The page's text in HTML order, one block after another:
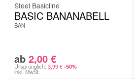
Steel Basicline
BASIC BANANABELL
BAN
ab 2,00 €
Ursprünglich: 3,99€ -50%
inkl. MwSt.